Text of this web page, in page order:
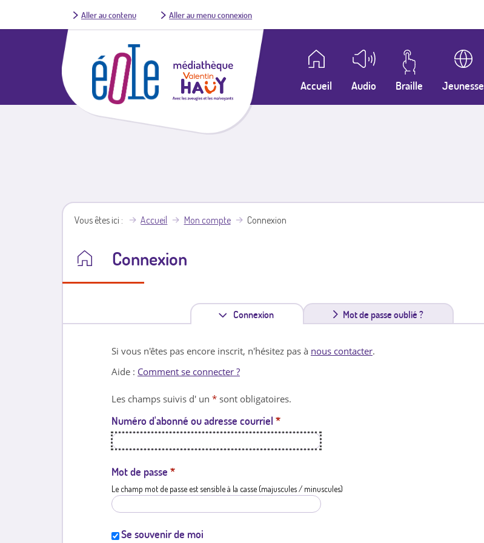
Aller au contenu Aller au menu connexion
Accueil Audio Braille Jeunesse
Vous êtes ici Accueil Mon compte Connexion
Connexion
Connexion
n
l
e
Mot de passe oublié ?
Si vous n'êtes pas encore inscrit, n'hésitez pas à nous contacter.
Aide : Comment se connecter ?
Les champs suivis d' un * sont obligatoires.
Numéro d'abonné ou adresse courriel *
Mot de passe *
Le champ mot de passe est sensible à la casse (majuscules / minuscules)
Se souvenir de moi